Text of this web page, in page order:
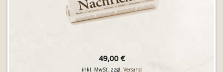
49,00 €
inkl. MwSt. zzgl. Versand